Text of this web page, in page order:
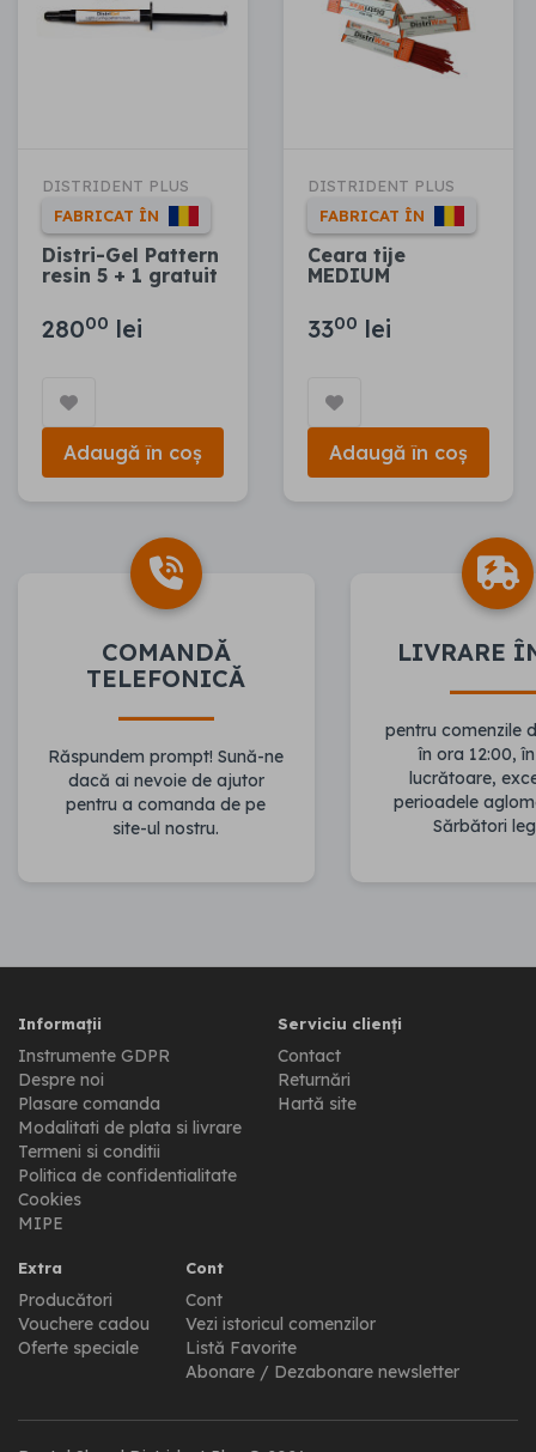
DISTRIDENT PLUS
FABRICAT ÎN
Distri-Gel Pattern
resin 5 + 1 gratuit
28000 lei
Adaugă în coș
DISTRIDENT PLUS
FABRICAT ÎN
Ceara tije
MEDIUM
3300 lei
Adaugă în coș
COMANDĂ
TELEFONICĂ
Răspundem prompt! Sună-ne
dacă ai nevoie de ajutor
pentru a comanda de pe
site-ul nostru.
LIVRARE
pentru comenzile
în ora 12:00,
lucrătoare,
perioadele
Sărbători
Informații
Instrumente GDPR
Despre noi
Plasare comanda
Modalitati de plata si livrare
Termeni si conditii
Politica de confidentialitate
Cookies
MIPE
Serviciu clienți
Contact
Returnări
Hartă site
Extra
Producători
Vouchere cadou
Oferte speciale
Cont
Cont
Vezi istoricul comenzilor
Listă Favorite
Abonare / Dezabonare newsletter